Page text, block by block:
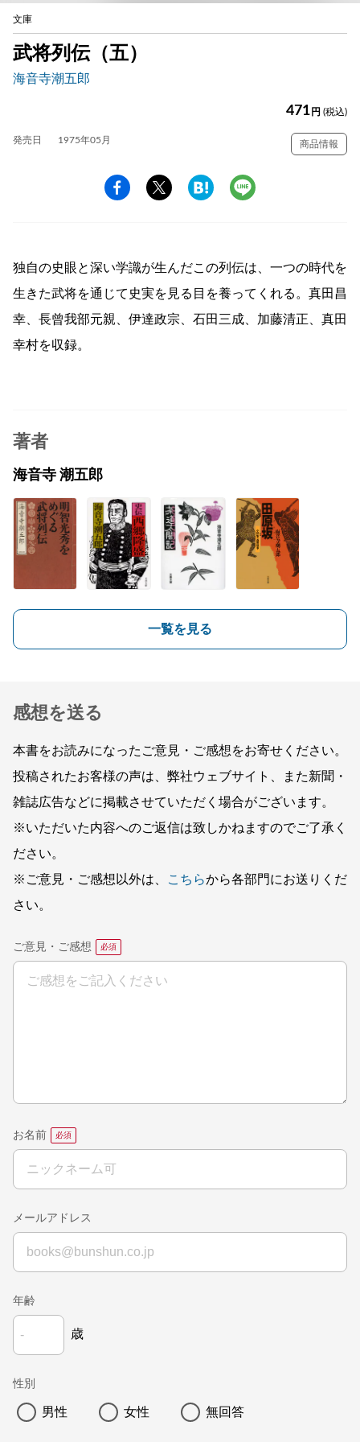
文庫
武将列伝（五）
海音寺潮五郎
471 円 (税込)
発売日 1975年05月 商品情報
独自の史眼と深い学識が生んだこの列伝は、一つの時代を
生きた武将を通じて史実を見る目を養ってくれる。真田昌
幸、長曾我部元親、伊達政宗、石田三成、加藤清正、真田
幸村を収録。
著者
海音寺 潮五郎
一覧を見る
感想を送る
本書をお読みになったご意見・ご感想をお寄せください。
投稿されたお客様の声は、弊社ウェブサイト、また新聞・
雑誌広告などに掲載させていただく場合がございます。
※いただいた内容へのご返信は致しかねますのでご了承く
ださい。
※ご意見・ご感想以外は、
こちらから各部門にお送りくだ
さい。
ご意見・ご感想
お名前
メールアドレス
年齢
歳
性別
男性 女性 無回答